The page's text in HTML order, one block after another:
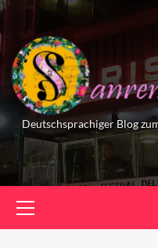
Skip
to
content
Deutschsprachiger Blog
Menu